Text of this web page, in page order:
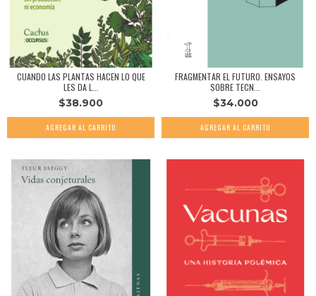
CUANDO LAS PLANTAS HACEN LO QUE
LES DA L...
$38.900
FRAGMENTAR EL FUTURO. ENSAYOS
SOBRE TECN...
$34.000